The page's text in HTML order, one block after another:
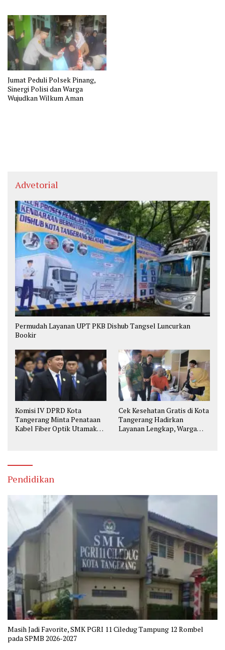
Jumat Peduli Polsek Pinang,
Sinergi Polisi dan Warga
Wujudkan Wilkum Aman
Advetorial
Permudah Layanan UPT PKB Dishub Tangsel Luncurkan
Bookir
Komisi IV DPRD Kota
Tangerang Minta Penataan
Kabel Fiber Optik Utamakan
Cek Kesehatan Gratis di Kota
Tangerang Hadirkan
Layanan Lengkap, Warga
Pendidikan
Masih Jadi Favorite, SMK PGRI 11 Ciledug Tampung 12 Rombel
pada SPMB 2026-2027